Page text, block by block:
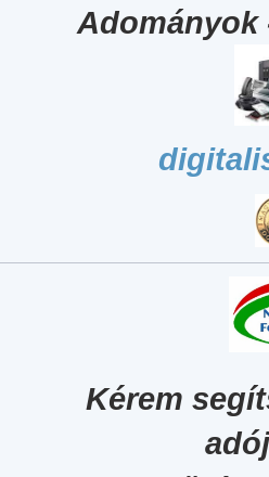
Adományok
Kérem